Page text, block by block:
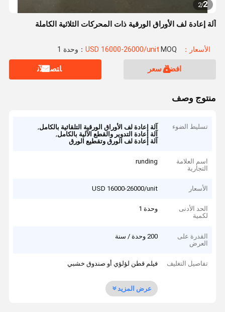
2
/
2
آلة إعادة لف الأوراق الورقية ذات المحركات الثلاثية الكاملة
الأسعار：USD 16000-26000/unit MOQ：وحدة 1
افضل سعر ﺎﺘﺼﻟ ﺍﻶﻧ
منتوج وصف
تسليط الضوء آلة إعادة لف الأوراق الورقية التلقائية بالكامل,
آلة إعادة التدوير والقطع الآلية بالكامل,
آلة إعادة لف الورق وتقطيع الورق
اسم العلامة
التجارية
runding
الأسعار USD 16000-26000/unit
الحد الأدنى
لكمية
وحدة 1
القدرة على
العرض
200 وحدة / سنة
تفاصيل التغليف فيلم قطن لؤلؤي أو صندوق خشبي
عرض المزيد